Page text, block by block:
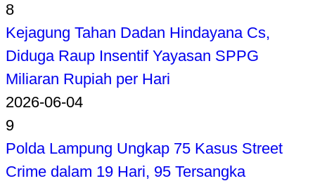
8
Kejagung Tahan Dadan Hindayana Cs,
Diduga Raup Insentif Yayasan SPPG
Miliaran Rupiah per Hari
2026-06-04
9
Polda Lampung Ungkap 75 Kasus Street
Crime dalam 19 Hari, 95 Tersangka